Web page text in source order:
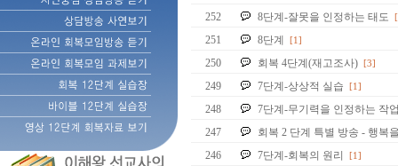
252
8단계-잘못을 인정하는 태도
251 8단계 [1]
250 회복 4단계(재고조사) [3]
249 7단계-상상적 실습 [1]
248
7단계-무기력을 인정하는 작
247
회복 2 단계 특별 방송 - 행복
246
7단계-회복의 원리 [1]